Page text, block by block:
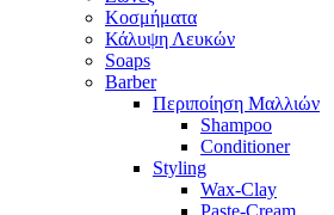
Κοσμήματα
Κάλυψη Λευκών
Soaps
Barber
Περιποίηση Μαλλιών
Shampoo
Conditioner
Styling
Wax-Clay